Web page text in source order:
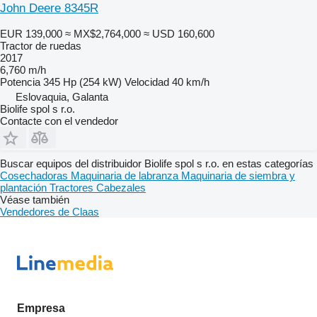
John Deere 8345R
EUR 139,000 ≈ MX$2,764,000 ≈ USD 160,600
Tractor de ruedas
2017
6,760 m/h
Potencia 345 Hp (254 kW) Velocidad 40 km/h
Eslovaquia, Galanta
Biolife spol s r.o.
Contacte con el vendedor
Buscar equipos del distribuidor Biolife spol s r.o. en estas categorías
Cosechadoras Maquinaria de labranza Maquinaria de siembra y
plantación Tractores Cabezales
Véase también
Vendedores de Claas
Empresa